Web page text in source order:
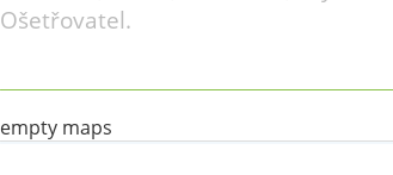
Ošetřovatel.
empty maps